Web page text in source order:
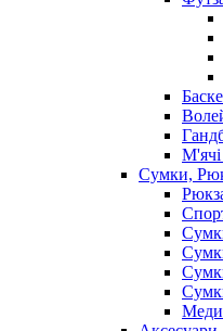
М'ячі
Сумки,